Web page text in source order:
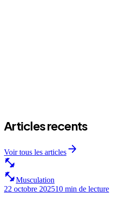
Articles recents
Voir tous les articles arrow_forward
fitness_center
fitness_centerMusculation
22 octobre 202510 min de lecture